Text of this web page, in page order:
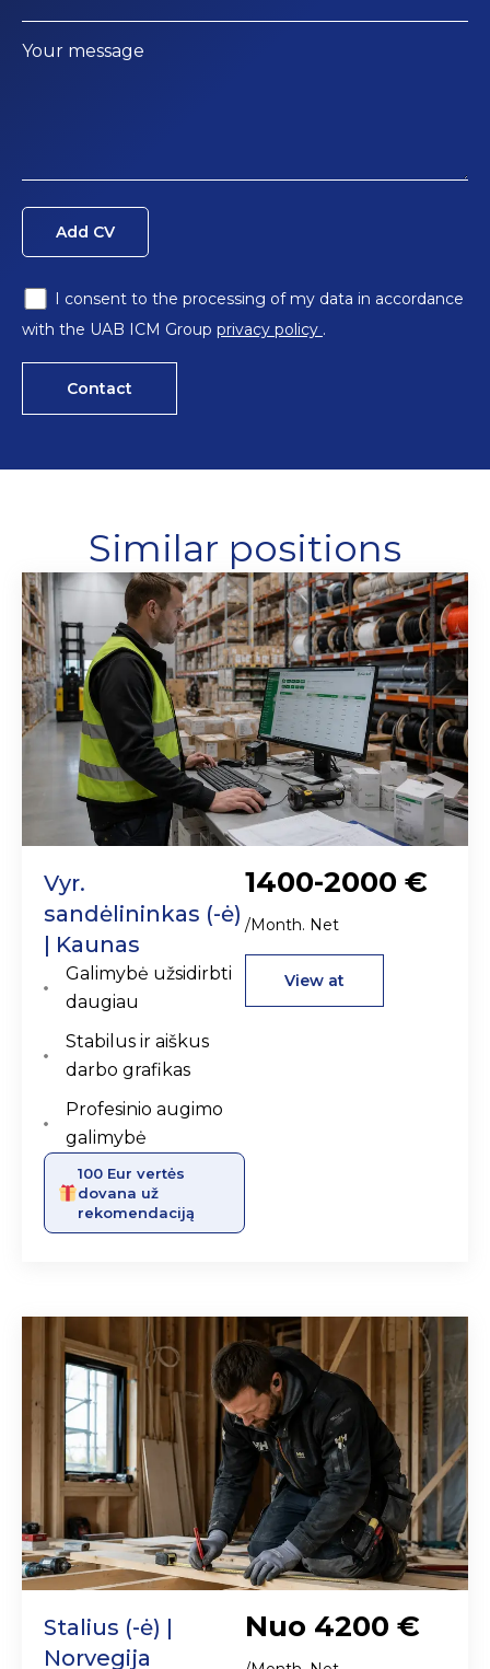
Your message
Add CV
I consent to the processing of my data in accordance
with the UAB ICM Group privacy policy .
Contact
Similar positions
Vyr.
sandėlininkas (-ė)
| Kaunas
Galimybė užsidirbti
daugiau
Stabilus ir aiškus
darbo grafikas
Profesinio augimo
galimybė
100 Eur vertės
dovana už
rekomendaciją
1400-2000 €
/Month. Net
View at
Stalius (-ė) |
Norvegija
Nuo 4200 €